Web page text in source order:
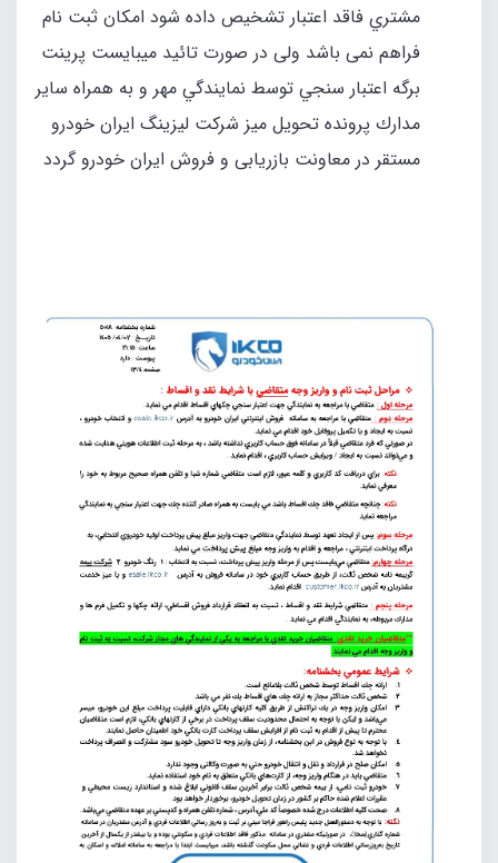
مشتري فاقد اعتبار تشخيص داده شود امكان ثبت نام
فراهم نمی باشد ولی در صورت تائيد ميبايست پرينت
برگه اعتبار سنجي توسط نمايندگي مهر و به همراه ساير
مدارك پرونده تحويل میز شرکت لیزینگ ایران خودرو
مستقر در معاونت بازریابی و فروش ایران خودرو گردد